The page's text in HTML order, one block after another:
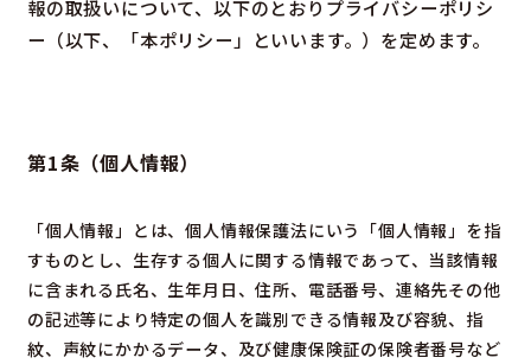
報の取扱いについて、以下のとおりプライバシーポリシ
ー（以下、「本ポリシー」といいます。）を定めます。
第1条（個人情報）
「個人情報」とは、個人情報保護法にいう「個人情報」を指
すものとし、生存する個人に関する情報であって、当該情報
に含まれる氏名、生年月日、住所、電話番号、連絡先その他
の記述等により特定の個人を識別できる情報及び容貌、指
紋、声紋にかかるデータ、及び健康保険証の保険者番号など